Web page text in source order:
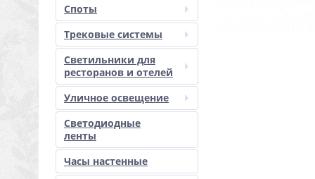
Споты
Трековые системы
Светильники для
ресторанов и отелей
Уличное освещение
Светодиодные
ленты
Часы настенные